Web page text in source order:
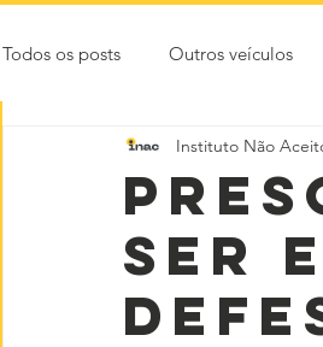
Todos os posts Outros veículos
NOTA PÚBLICA CEID
ser
Instituto Não